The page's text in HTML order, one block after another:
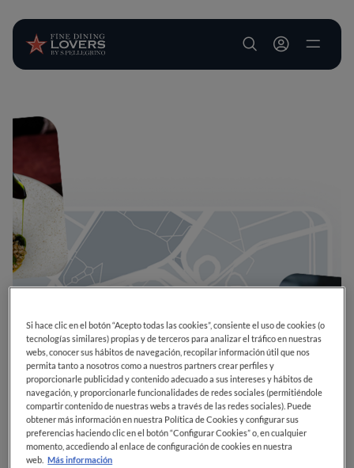
User account
Si hace clic en el botón “Acepto todas las cookies”, consiente el uso de cookies (o
tecnologías similares) propias y de terceros para analizar el tráfico en nuestras
webs, conocer sus hábitos de navegación, recopilar información útil que nos
permita tanto a nosotros como a nuestros partners crear perfiles y
proporcionarle publicidad y contenido adecuado a sus intereses y hábitos de
navegación, y proporcionarle funcionalidades de redes sociales (permitiéndole
compartir contenido de nuestras webs a través de las redes sociales). Puede
obtener más información en nuestra Política de Cookies y configurar sus
preferencias haciendo clic en el botón “Configurar Cookies” o, en cualquier
momento, accediendo al enlace de configuración de cookies en nuestra
web. Más información